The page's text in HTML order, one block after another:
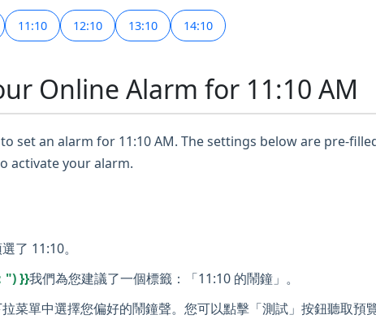
11:10 12:10 13:10 14:10
Online Alarm for 11:10 AM
set an alarm for 11:10 AM. The settings below are pre-
activate your alarm.
了 11:10。
") }}我們為您建議了一個標籤：「11:10 的鬧鐘」。
菜單中選擇您偏好的鬧鐘聲。您可以點擊「測試」按鈕聽取預覽